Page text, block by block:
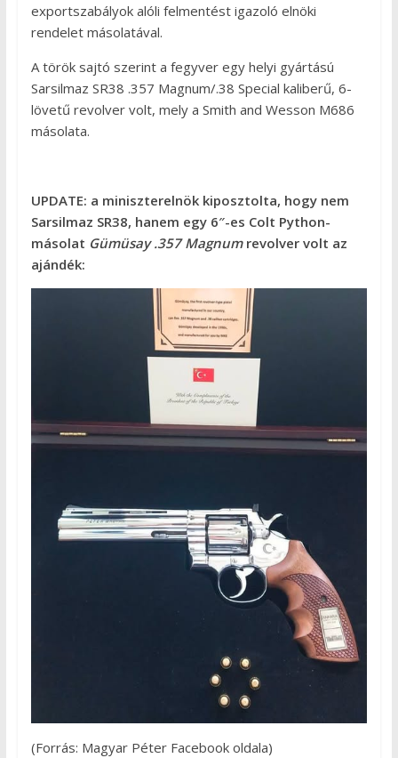
exportszabályok alóli felmentést igazoló elnöki
rendelet másolatával.
A török sajtó szerint a fegyver egy helyi gyártású
Sarsilmaz SR38 .357 Magnum/.38 Special kaliberű, 6-
lövetű revolver volt, mely a Smith and Wesson M686
másolata.
UPDATE: a miniszterelnök kiposztolta, hogy nem
Sarsilmaz SR38, hanem egy 6″-es Colt Python-
másolat Gümüsay .357 Magnumrevolver volt az
ajándék:
(Forrás: Magyar Péter Facebook oldala)